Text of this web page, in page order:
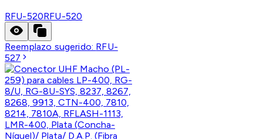
RFU-520RFU-520
Reemplazo sugerido: RFU-
527